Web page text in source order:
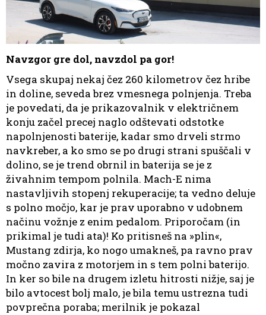
Navzgor gre dol, navzdol pa gor!
Vsega skupaj nekaj čez 260 kilometrov čez hribe
in doline, seveda brez vmesnega polnjenja. Treba
je povedati, da je prikazovalnik v električnem
konju začel precej naglo odštevati odstotke
napolnjenosti baterije, kadar smo drveli strmo
navkreber, a ko smo se po drugi strani spuščali v
dolino, se je trend obrnil in baterija se je z
živahnim tempom polnila. Mach-E nima
nastavljivih stopenj rekuperacije; ta vedno deluje
s polno močjo, kar je prav uporabno v udobnem
načinu vožnje z enim pedalom. Priporočam (in
prikimal je tudi ata)! Ko pritisneš na »plin«,
Mustang zdirja, ko nogo umakneš, pa ravno prav
močno zavira z motorjem in s tem polni baterijo.
In ker so bile na drugem izletu hitrosti nižje, saj je
bilo avtocest bolj malo, je bila temu ustrezna tudi
povprečna poraba; merilnik je pokazal